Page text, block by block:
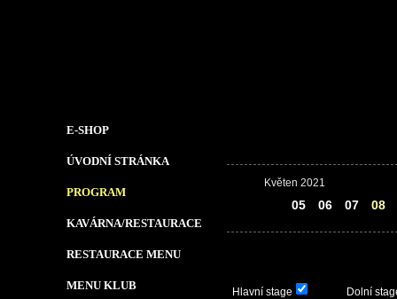
E-SHOP
ÚVODNÍ STRÁNKA
PROGRAM
KAVÁRNA/RESTAURACE
RESTAURACE MENU
MENU KLUB
Květen 2021
05 06 07 08
Hlavní stage Dolní